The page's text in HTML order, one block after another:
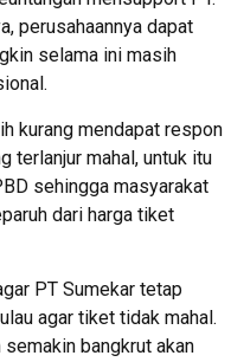
perusahaannya dapat
selama ini masih
kurang mendapat respon
terlanjur mahal, untuk itu
sehingga masyarakat
dari harga tiket
PT Sumekar tetap
agar tiket tidak mahal.
bangkrut akan